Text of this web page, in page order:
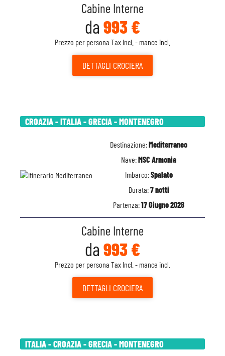
Cabine Interne
da 993 €
Prezzo per persona Tax Incl. - mance incl.
DETTAGLI CROCIERA
CROAZIA - ITALIA - GRECIA - MONTENEGRO
Destinazione:Mediterraneo
Nave:MSC Armonia
Imbarco:Spalato
Durata:7 notti
Partenza:17 Giugno 2028
Cabine Interne
da 993 €
Prezzo per persona Tax Incl. - mance incl.
DETTAGLI CROCIERA
ITALIA - CROAZIA - GRECIA - MONTENEGRO